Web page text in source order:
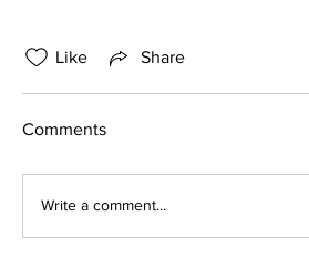
Like Share
Comments
Write a comment...